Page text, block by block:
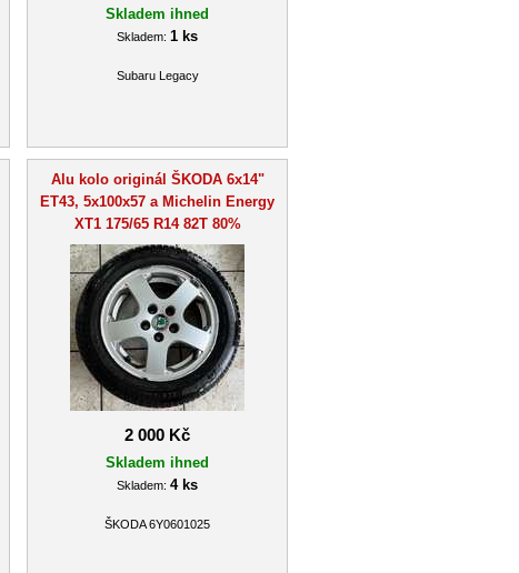
Skladem ihned
Skladem: 1 ks
Subaru Legacy
Alu kolo originál ŠKODA 6x14"
ET43, 5x100x57 a Michelin Energy
XT1 175/65 R14 82T 80%
2 000 Kč
Skladem ihned
Skladem: 4 ks
ŠKODA 6Y0601025